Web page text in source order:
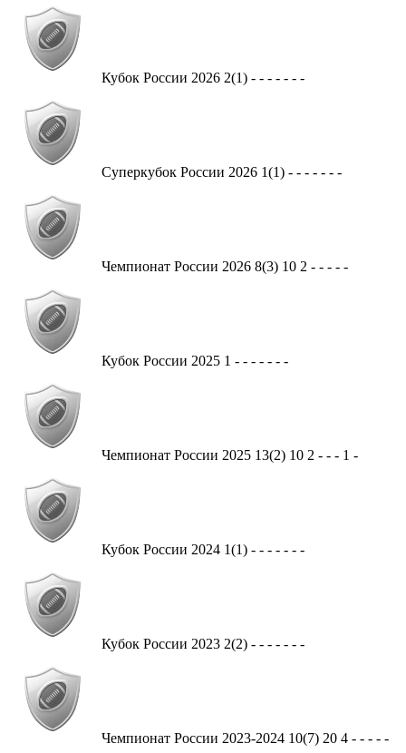
Кубок России 2026 2(1) - - - - - - -
Суперкубок России 2026 1(1) - - - - - - -
Чемпионат России 2026 8(3) 10 2 - - - - -
Кубок России 2025 1 - - - - - - -
Чемпионат России 2025 13(2) 10 2 - - - 1 -
Кубок России 2024 1(1) - - - - - - -
Кубок России 2023 2(2) - - - - - - -
Чемпионат России 2023-2024 10(7) 20 4 - - - - -